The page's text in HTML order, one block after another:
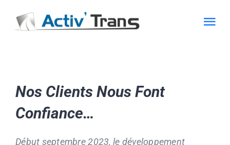
Transport Benne
Nos Clients Nous Font
Confiance…
Début septembre 2023, le développement